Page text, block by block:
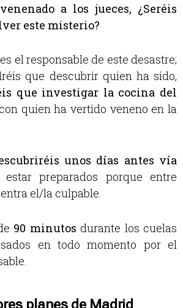
a los jueces, ¿Seréis
este misterio?
el responsable de este desastre;
que descubrir quien ha sido,
que investigar la cocina del
quien ha vertido veneno en la
unos días antes vía
preparados porque entre
el/la culpable.
90 minutos durante los cuelas
en todo momento por el
planes de Madrid